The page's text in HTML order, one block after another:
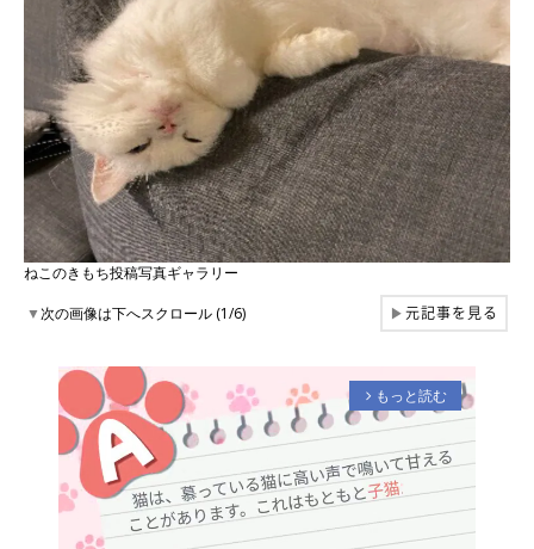
ねこのきもち投稿写真ギャラリー
▼次の画像は下へスクロール (1/6) ▶元記事を見る
arrow_forward_ios もっと読む